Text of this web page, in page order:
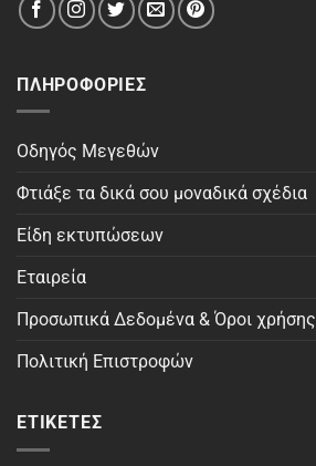
ΠΛΗΡΟΦΟΡΊΕΣ
Οδηγός Μεγεθών
Φτιάξε τα δικά σου μοναδικά σχέδια
Είδη εκτυπώσεων
Εταιρεία
Προσωπικά Δεδομένα & Όροι χρήσης
Πολιτική Επιστροφών
ΕΤΙΚΈΤΕΣ